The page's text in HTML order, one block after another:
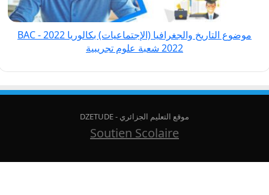
2022 شعبة
موضوع التاريخ والجغرافيا (الإجتماعيات) بكالوريا 2022 - BAC
2022 شعبة علوم تجريبية
موقع التعليم الجزائري - DZETUDE
Soutien Scolaire